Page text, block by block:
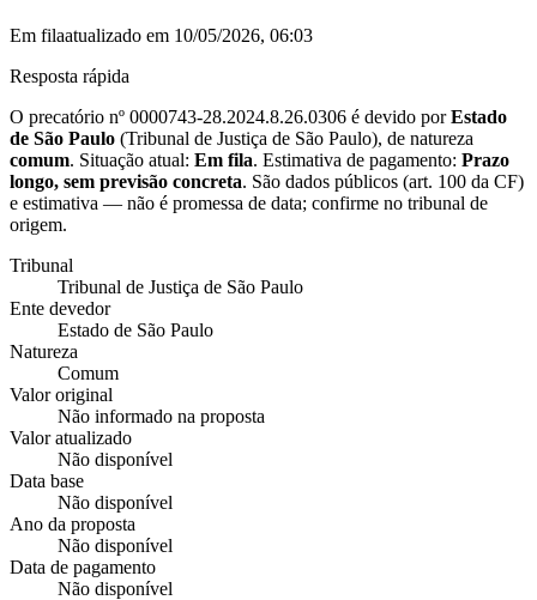
Em filaatualizado em 10/05/2026, 06:03
Resposta rápida
O precatório nº 0000743-28.2024.8.26.0306 é devido porEstado
de São Paulo (Tribunal de Justiça de São Paulo), de natureza
comum. Situação atual: Em fila. Estimativa de pagamento: Prazo
longo, sem previsão concreta. São dados públicos (art. 100 da CF)
e estimativa — não é promessa de data; confirme no tribunal de
origem.
Tribunal
Tribunal de Justiça de São Paulo
Ente devedor
Estado de São Paulo
Natureza
Comum
Valor original
Não informado na proposta
Valor atualizado
Não disponível
Data base
Não disponível
Ano da proposta
Não disponível
Data de pagamento
Não disponível